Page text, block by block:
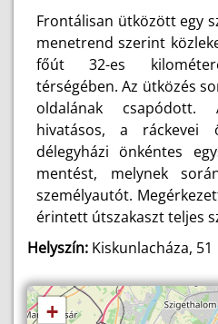
Frontálisan ütközött egy
menetrend szerint
főút 32-es
térségében. Az ütközés
oldalának csapódott.
hivatásos, a ráckevei
délegyházi önkéntes
mentést, melynek
személyautót.
érintett útszakaszt teljes
Helyszín: Kiskunlacháza, 51
+